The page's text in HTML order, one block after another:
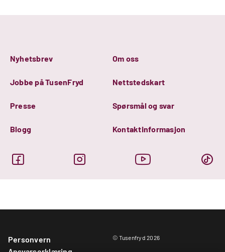
Nyhetsbrev Om oss
Jobbe på TusenFryd Nettstedskart
Presse Spørsmål og svar
Blogg Kontaktinformasjon
Personvern
© Tusenfryd 2026